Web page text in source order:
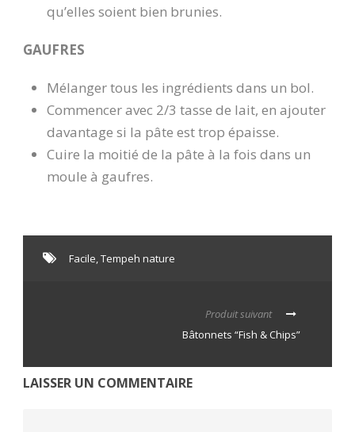
qu’elles soient bien brunies.
GAUFRES
Mélanger tous les ingrédients dans un bol.
Commencer avec 2/3 tasse de lait, en ajouter
davantage si la pâte est trop épaisse.
Cuire la moitié de la pâte à la fois dans un
moule à gaufres.
Facile,Tempeh nature
Produit suivant
Bâtonnets “Fish & Chips”
LAISSER UN COMMENTAIRE